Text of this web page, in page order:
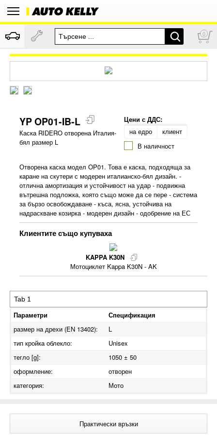
0
YP OP01-IB-L
Каска RIDERO отворена Италия-
бял размер L
Цени с ДДС:
на едро
клиент
В наличност
Отворена каска модел OP01. Това е каска, подходяща за
каране на скутери с модерен италианско-бял дизайн. -
отлична амортизация и устойчивост на удар - подвижна
вътрешна подложка, която също може да се пере - система
за бързо освобождаване - къса, ясна, устойчива на
надраскване козирка - модерен дизайн - одобрение на ЕС
Клиентите също купуваха
KAPPA K30N
Мотоциклет Kappa K30N - AK
Параметри
Спецификация
размер на дрехи (EN 13402):
L
тип кройка облекло:
Unisex
тегло [g]:
1050 ± 50
оформление:
отворен
категория:
Мото
Практически връзки